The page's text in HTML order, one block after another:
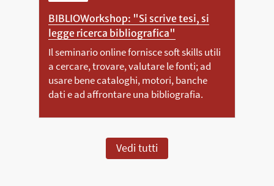
BIBLIOWorkshop: "Si scrive tesi, si
legge ricerca bibliografica"
Il seminario online fornisce soft skills utili
a cercare, trovare, valutare le fonti; ad
usare bene cataloghi, motori, banche
dati e ad affrontare una bibliografia.
Vedi tutti